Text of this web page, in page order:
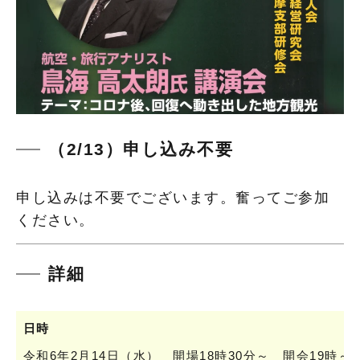
（2/13）申し込み不要
申し込みは不要でございます。奮ってご参加
ください。
詳細
日時
令和6年2月14日（水） 開場18時30分～ 開会19時～